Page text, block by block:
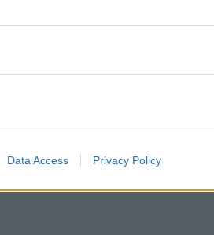
Data Access Privacy Policy